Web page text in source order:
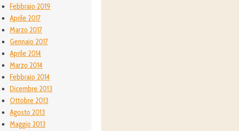
Febbraio 2019
Aprile 2017
Marzo 2017
Gennaio 2017
Aprile 2014
Marzo 2014
Febbraio 2014
Dicembre 2013
Ottobre 2013
Agosto 2013
Maggio 2013